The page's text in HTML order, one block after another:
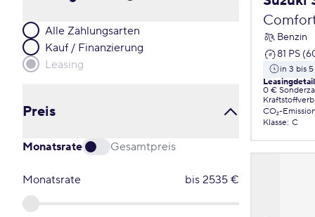
Alle Zahlungsarten
Kauf / Finanzierung
Leasing
Preis
Monatsrate Gesamtpreis
Monatsrate bis 2535 €
Benzin
81 PS
in 3 bis
0 €
CO₂-
Klasse: C